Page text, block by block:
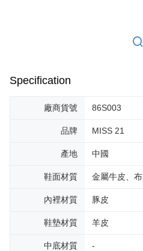
Specification
廠商貨號 86S003
品牌 MISS 21
產地 中國
鞋面材質 金屬牛皮、布
內裡材質 豚皮
鞋墊材質 羊皮
中底材質 -